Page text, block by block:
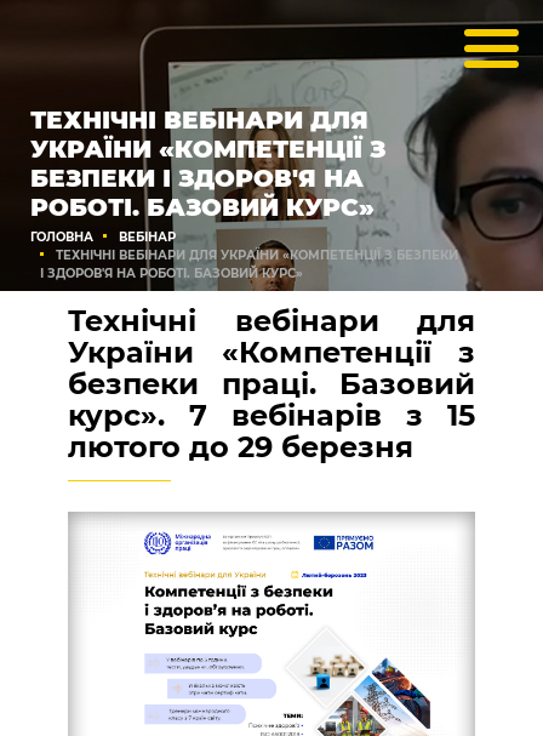
ТЕХНІЧНІ ВЕБІНАРИ ДЛЯ
УКРАЇНИ «КОМПЕТЕНЦІЇ З
БЕЗПЕКИ І ЗДОРОВ'Я НА
РОБОТІ. БАЗОВИЙ КУРС»
ГОЛОВНА
ВЕБІНАР
ТЕХНІЧНІ ВЕБІНАРИ ДЛЯ УКРАЇНИ «КОМПЕТЕНЦІЇ З БЕЗПЕКИ
І ЗДОРОВ'Я НА РОБОТІ. БАЗОВИЙ КУРС»
Технічні вебінари для
України «Компетенції з
безпеки праці. Базовий
курс». 7 вебінарів з 15
лютого до 29 березня